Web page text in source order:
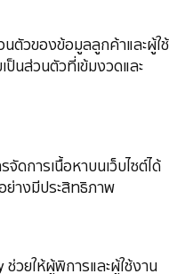
ตัวของข้อมูลลูกค้าและผู้ใช้
ป็นส่วนตัวที่เข้มงวดและ
ดการเนื้อหาบนเว็บไซต์ได้
ย่างมีประสิทธิภาพ
วยให้ผู้พิการและผู้ใช้งาน